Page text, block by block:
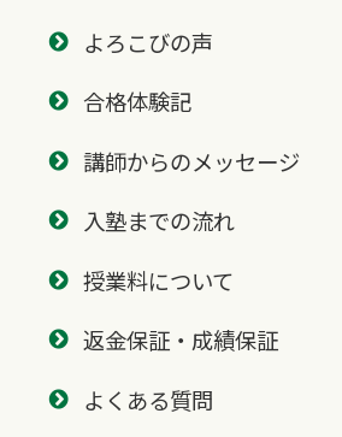
よろこびの声
合格体験記
講師からのメッセージ
入塾までの流れ
授業料について
返金保証・成績保証
よくある質問